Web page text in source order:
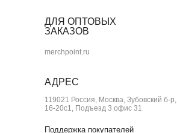
АДРЕС
119021 Россия, Москва, Зубовский б-р,
16-20с1, Подъезд 3 офис 31
Поддержка покупателей
ДЛЯ ОПТОВЫХ
ЗАКАЗОВ
merchpoint.ru